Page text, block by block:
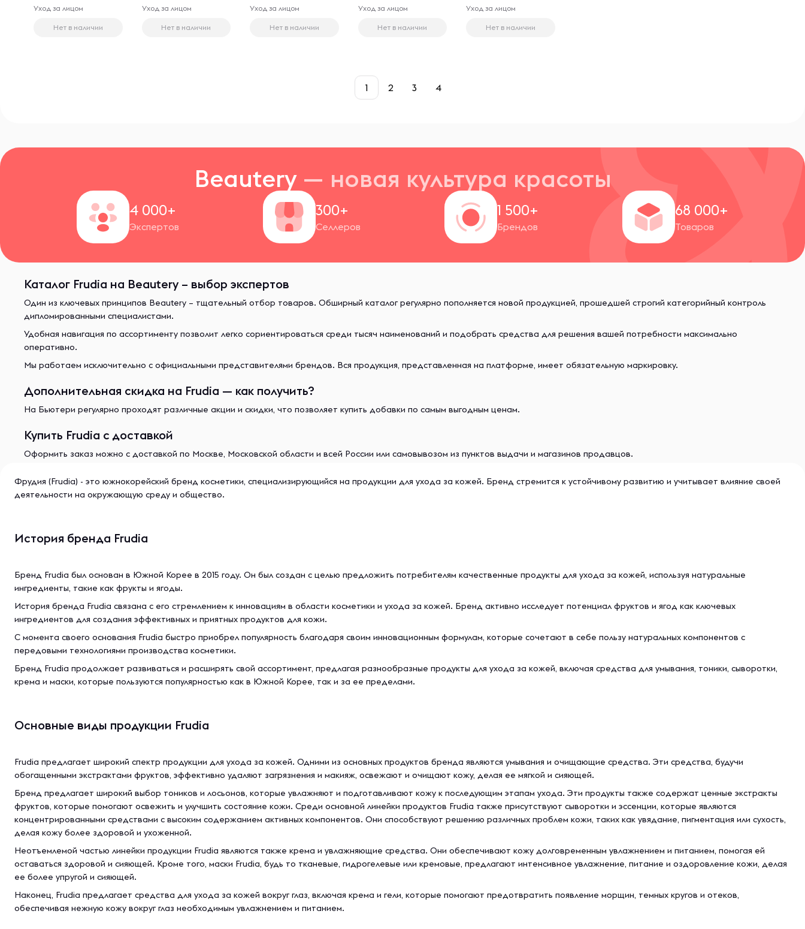
Уход за лицом
Нет в наличии
Уход за лицом
Нет в наличии
Уход за лицом
Нет в наличии
Уход за лицом
Нет в наличии
Уход за лицом
Нет в наличии
1 2 3 4
Beautery — новая культура красоты
4 000+
Экспертов
300+
Селлеров
1 500+
Брендов
68 000+
Товаров
Каталог Frudia на Beautery – выбор экспертов
Один из ключевых принципов Beautery – тщательный отбор товаров. Обширный каталог регулярно пополняется новой продукцией, прошедшей строгий категорийный контроль
дипломированными специалистами.
Удобная навигация по ассортименту позволит легко сориентироваться среди тысяч наименований и подобрать средства для решения вашей потребности максимально
оперативно.
Мы работаем исключительно с официальными представителями брендов. Вся продукция, представленная на платформе, имеет обязательную маркировку.
Дополнительная скидка на Frudia — как получить?
На Бьютери регулярно проходят различные акции и скидки, что позволяет купить добавки по самым выгодным ценам.
Купить Frudia с доставкой
Оформить заказ можно с доставкой по Москве, Московской области и всей России или самовывозом из пунктов выдачи и магазинов продавцов.
Фрудия (Frudia) - это южнокорейский бренд косметики, специализирующийся на продукции для ухода за кожей. Бренд стремится к устойчивому развитию и учитывает влияние своей
деятельности на окружающую среду и общество.
История бренда Frudia
Бренд Frudia был основан в Южной Корее в 2015 году. Он был создан с целью предложить потребителям качественные продукты для ухода за кожей, используя натуральные
ингредиенты, такие как фрукты и ягоды.
История бренда Frudia связана с его стремлением к инновациям в области косметики и ухода за кожей. Бренд активно исследует потенциал фруктов и ягод как ключевых
ингредиентов для создания эффективных и приятных продуктов для кожи.
С момента своего основания Frudia быстро приобрел популярность благодаря своим инновационным формулам, которые сочетают в себе пользу натуральных компонентов с
передовыми технологиями производства косметики.
Бренд Frudia продолжает развиваться и расширять свой ассортимент, предлагая разнообразные продукты для ухода за кожей, включая средства для умывания, тоники, сыворотки,
крема и маски, которые пользуются популярностью как в Южной Корее, так и за ее пределами.
Основные виды продукции Frudia
Frudia предлагает широкий спектр продукции для ухода за кожей. Одними из основных продуктов бренда являются умывания и очищающие средства. Эти средства, будучи
обогащенными экстрактами фруктов, эффективно удаляют загрязнения и макияж, освежают и очищают кожу, делая ее мягкой и сияющей.
Бренд предлагает широкий выбор тоников и лосьонов, которые увлажняют и подготавливают кожу к последующим этапам ухода. Эти продукты также содержат ценные экстракты
фруктов, которые помогают освежить и улучшить состояние кожи. Среди основной линейки продуктов Frudia также присутствуют сыворотки и эссенции, которые являются
концентрированными средствами с высоким содержанием активных компонентов. Они способствуют решению различных проблем кожи, таких как увядание, пигментация или сухость,
делая кожу более здоровой и ухоженной.
Неотъемлемой частью линейки продукции Frudia являются также крема и увлажняющие средства. Они обеспечивают кожу долговременным увлажнением и питанием, помогая ей
оставаться здоровой и сияющей. Кроме того, маски Frudia, будь то тканевые, гидрогелевые или кремовые, предлагают интенсивное увлажнение, питание и оздоровление кожи, делая
ее более упругой и сияющей.
Наконец, Frudia предлагает средства для ухода за кожей вокруг глаз, включая крема и гели, которые помогают предотвратить появление морщин, темных кругов и отеков,
обеспечивая нежную кожу вокруг глаз необходимым увлажнением и питанием.